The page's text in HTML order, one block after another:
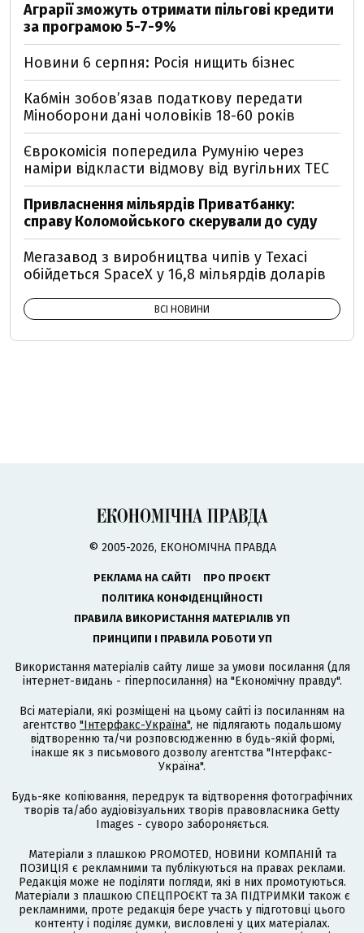
Аграрії зможуть отримати пільгові кредити
за програмою 5-7-9%
Новини 6 серпня: Росія нищить бізнес
Кабмін зобовʼязав податкову передати
Міноборони дані чоловіків 18-60 років
Єврокомісія попередила Румунію через
наміри відкласти відмову від вугільних ТЕС
Привласнення мільярдів Приватбанку:
справу Коломойського скерували до суду
Мегазавод з виробництва чипів у Техасі
обійдеться SpaceX у 16,8 мільярдів доларів
ВСІ НОВИНИ
© 2005-2026, ЕКОНОМІЧНА ПРАВДА
РЕКЛАМА НА САЙТІ
ПРО ПРОЄКТ
ПОЛІТИКА КОНФІДЕНЦІЙНОСТІ
ПРАВИЛА ВИКОРИСТАННЯ МАТЕРІАЛІВ УП
ПРИНЦИПИ І ПРАВИЛА РОБОТИ УП
Використання матеріалів сайту лише за умови посилання (для
інтернет-видань - гіперпосилання) на "Економічну правду".
Всі матеріали, які розміщені на цьому сайті із посиланням на
агентство "Інтерфакс-Україна", не підлягають подальшому
відтворенню та/чи розповсюдженню в будь-якій формі,
інакше як з письмового дозволу агентства "Інтерфакс-
Україна".
Будь-яке копіювання, передрук та відтворення фотографічних
творів та/або аудіовізуальних творів правовласника Getty
Images - суворо забороняється.
Матеріали з плашкою PROMOTED, НОВИНИ КОМПАНІЙ та
ПОЗИЦІЯ є рекламними та публікуються на правах реклами.
Редакція може не поділяти погляди, які в них промотуються.
Матеріали з плашкою СПЕЦПРОЄКТ та ЗА ПІДТРИМКИ також є
рекламними, проте редакція бере участь у підготовці цього
контенту і поділяє думки, висловлені у цих матеріалах.